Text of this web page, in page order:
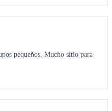
pequeños. Mucho sitio para